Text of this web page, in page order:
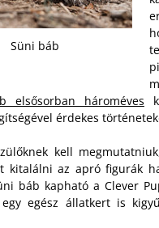
Süni báb
elsősorban hároméves
érdekes
kell
kitalálni az apró figurák
báb kapható a Clever
egész állatkert is